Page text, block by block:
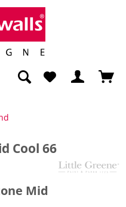
Cool 66
Mid